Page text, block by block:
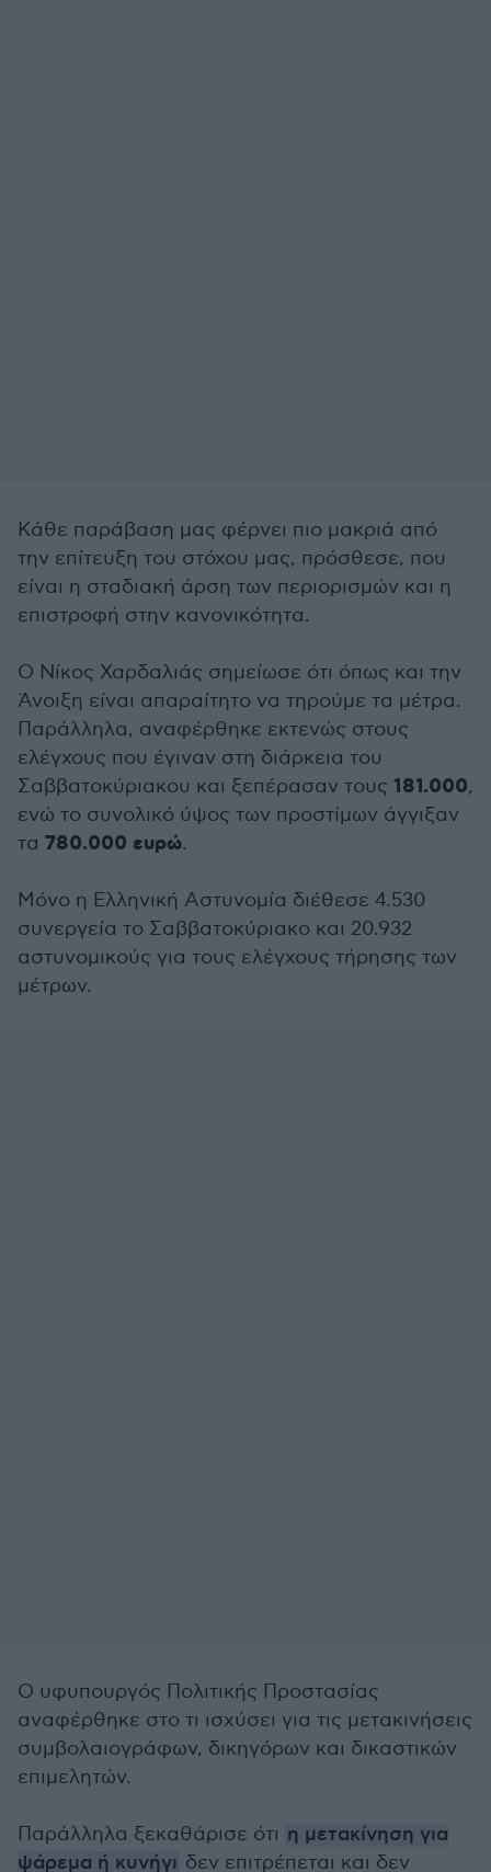
Κάθε παράβαση μας φέρνει πιο μακριά από
την επίτευξη του στόχου μας, πρόσθεσε, που
είναι η σταδιακή άρση των περιορισμών και η
επιστροφή στην κανονικότητα.
Ο Νίκος Χαρδαλιάς σημείωσε ότι όπως και την
Άνοιξη είναι απαραίτητο να τηρούμε τα μέτρα.
Παράλληλα, αναφέρθηκε εκτενώς στους
ελέγχους που έγιναν στη διάρκεια του
Σαββατοκύριακου και ξεπέρασαν τους 181.000,
ενώ το συνολικό ύψος των προστίμων άγγιξαν
τα 780.000 ευρώ.
Μόνο η Ελληνική Αστυνομία διέθεσε 4.530
συνεργεία το Σαββατοκύριακο και 20.932
αστυνομικούς για τους ελέγχους τήρησης των
μέτρων.
Ο υφυπουργός Πολιτικής Προστασίας
αναφέρθηκε στο τι ισχύσει για τις μετακινήσεις
συμβολαιογράφων, δικηγόρων και δικαστικών
επιμελητών.
Παράλληλα ξεκαθάρισε ότι η μετακίνηση για
ψάρεμα ή κυνήγι δεν επιτρέπεται και δεν